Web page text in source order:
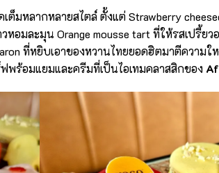
ต็มหลากหลายสไตล์ ตั้งแต่ Strawberry
อมละมุน Orange mousse tart ที่ให้รสเปรี้ย
ที่หยิบเอาของหวานไทยยอดฮิตมาตีความใ
พร้อมแยมและครีมที่เป็นไอเทมคลาสสิกของ